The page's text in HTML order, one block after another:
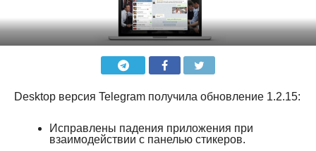
Desktop версия Telegram получила обновление 1.2.15:
Исправлены падения приложения при
взаимодействии с панелью стикеров.